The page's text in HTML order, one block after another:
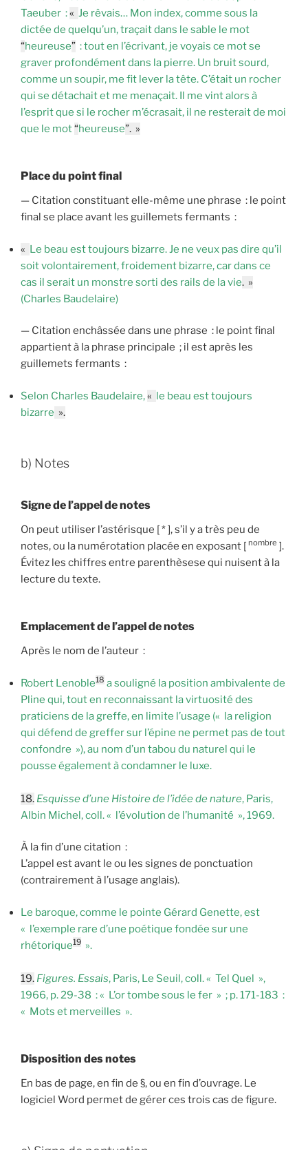
Taeuber :« Je rêvais… Mon index, comme sous la
dictée de quelqu’un, traçait dans le sable le mot
“heureuse” : tout en l’écrivant, je voyais ce mot se
graver profondément dans la pierre. Un bruit sourd,
comme un soupir, me fit lever la tête. C’était un rocher
qui se détachait et me menaçait. Il me vint alors à
l’esprit que si le rocher m’écrasait, il ne resterait de moi
que le mot“heureuse”. »
Place du point final
— Citation constituant elle-même une phrase : le point
final se place avant les guillemets fermants :
« Le beau est toujours bizarre. Je ne veux pas dire qu’il
soit volontairement, froidement bizarre, car dans ce
cas il serait un monstre sorti des rails de la vie. »
(Charles Baudelaire)
— Citation enchâssée dans une phrase : le point final
appartient à la phrase principale ; il est après les
guillemets fermants :
Selon Charles Baudelaire,« le beau est toujours
bizarre ».
b) Notes
Signe de l’appel de notes
On peut utiliser l’astérisque [ * ], s’il y a très peu de
notes, ou la numérotation placée en exposant [ nombre ].
Évitez les chiffres entre parenthèsese qui nuisent à la
lecture du texte.
Emplacement de l’appel de notes
Après le nom de l’auteur :
Robert Lenoble18 a souligné la position ambivalente de
Pline qui, tout en reconnaissant la virtuosité des
praticiens de la greffe, en limite l’usage (« la religion
qui défend de greffer sur l’épine ne permet pas de tout
confondre »), au nom d’un tabou du naturel qui le
pousse également à condamner le luxe.
18. Esquisse d’une Histoire de l’idée de nature, Paris,
Albin Michel, coll. « l’évolution de l’humanité », 1969.
À la fin d’une citation :
L’appel est avant le ou les signes de ponctuation
(contrairement à l’usage anglais).
Le baroque, comme le pointe Gérard Genette, est
« l’exemple rare d’une poétique fondée sur une
rhétorique19 ».
19. Figures. Essais, Paris, Le Seuil, coll. « Tel Quel »,
1966, p. 29-38 : « L’or tombe sous le fer » ; p. 171-183 :
« Mots et merveilles ».
Disposition des notes
En bas de page, en fin de §, ou en fin d’ouvrage. Le
logiciel Word permet de gérer ces trois cas de figure.